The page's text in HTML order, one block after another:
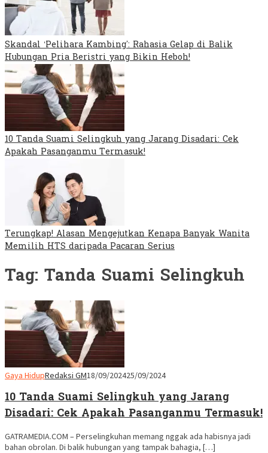
Skandal ‘Pelihara Kambing’: Rahasia Gelap di Balik
Hubungan Pria Beristri yang Bikin Heboh!
10 Tanda Suami Selingkuh yang Jarang Disadari: Cek
Apakah Pasanganmu Termasuk!
Terungkap! Alasan Mengejutkan Kenapa Banyak Wanita
Memilih HTS daripada Pacaran Serius
Tag: Tanda Suami Selingkuh
Gaya HidupRedaksi GM18/09/202425/09/2024
10 Tanda Suami Selingkuh yang Jarang
Disadari: Cek Apakah Pasanganmu Termasuk!
GATRAMEDIA.COM – Perselingkuhan memang nggak ada habisnya jadi
bahan obrolan. Di balik hubungan yang tampak bahagia, […]